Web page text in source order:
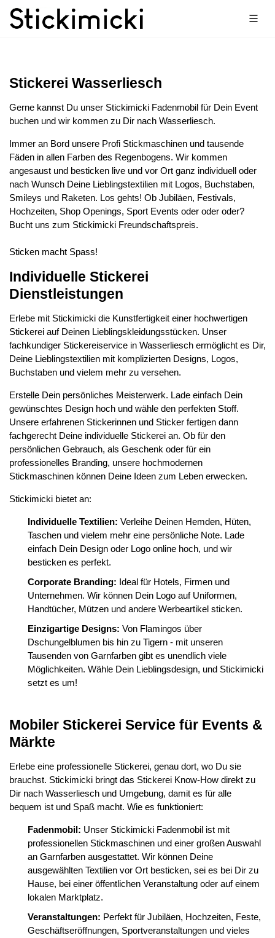
Stickerei Wasserliesch
Gerne kannst Du unser Stickimicki Fadenmobil für Dein Event
buchen und wir kommen zu Dir nach Wasserliesch.
Immer an Bord unsere Profi Stickmaschinen und tausende
Fäden in allen Farben des Regenbogens. Wir kommen
angesaust und besticken live und vor Ort ganz individuell oder
nach Wunsch Deine Lieblingstextilien mit Logos, Buchstaben,
Smileys und Raketen. Los gehts! Ob Jubiläen, Festivals,
Hochzeiten, Shop Openings, Sport Events oder oder oder?
Bucht uns zum Stickimicki Freundschaftspreis.
Sticken macht Spass!
Individuelle Stickerei
Dienstleistungen
Erlebe mit Stickimicki die Kunstfertigkeit einer hochwertigen
Stickerei auf Deinen Lieblingskleidungsstücken. Unser
fachkundiger Stickereiservice in Wasserliesch ermöglicht es Dir,
Deine Lieblingstextilien mit komplizierten Designs, Logos,
Buchstaben und vielem mehr zu versehen.
Erstelle Dein persönliches Meisterwerk. Lade einfach Dein
gewünschtes Design hoch und wähle den perfekten Stoff.
Unsere erfahrenen Stickerinnen und Sticker fertigen dann
fachgerecht Deine individuelle Stickerei an. Ob für den
persönlichen Gebrauch, als Geschenk oder für ein
professionelles Branding, unsere hochmodernen
Stickmaschinen können Deine Ideen zum Leben erwecken.
Stickimicki bietet an:
Individuelle Textilien: Verleihe Deinen Hemden, Hüten,
Taschen und vielem mehr eine persönliche Note. Lade
einfach Dein Design oder Logo online hoch, und wir
besticken es perfekt.
Corporate Branding: Ideal für Hotels, Firmen und
Unternehmen. Wir können Dein Logo auf Uniformen,
Handtücher, Mützen und andere Werbeartikel sticken.
Einzigartige Designs: Von Flamingos über
Dschungelblumen bis hin zu Tigern - mit unseren
Tausenden von Garnfarben gibt es unendlich viele
Möglichkeiten. Wähle Dein Lieblingsdesign, und Stickimicki
setzt es um!
Mobiler Stickerei Service für Events &
Märkte
Erlebe eine professionelle Stickerei, genau dort, wo Du sie
brauchst. Stickimicki bringt das Stickerei Know-How direkt zu
Dir nach Wasserliesch und Umgebung, damit es für alle
bequem ist und Spaß macht. Wie es funktioniert:
Fadenmobil: Unser Stickimicki Fadenmobil ist mit
professionellen Stickmaschinen und einer großen Auswahl
an Garnfarben ausgestattet. Wir können Deine
ausgewählten Textilien vor Ort besticken, sei es bei Dir zu
Hause, bei einer öffentlichen Veranstaltung oder auf einem
lokalen Marktplatz.
Veranstaltungen: Perfekt für Jubiläen, Hochzeiten, Feste,
Geschäftseröffnungen, Sportveranstaltungen und vieles